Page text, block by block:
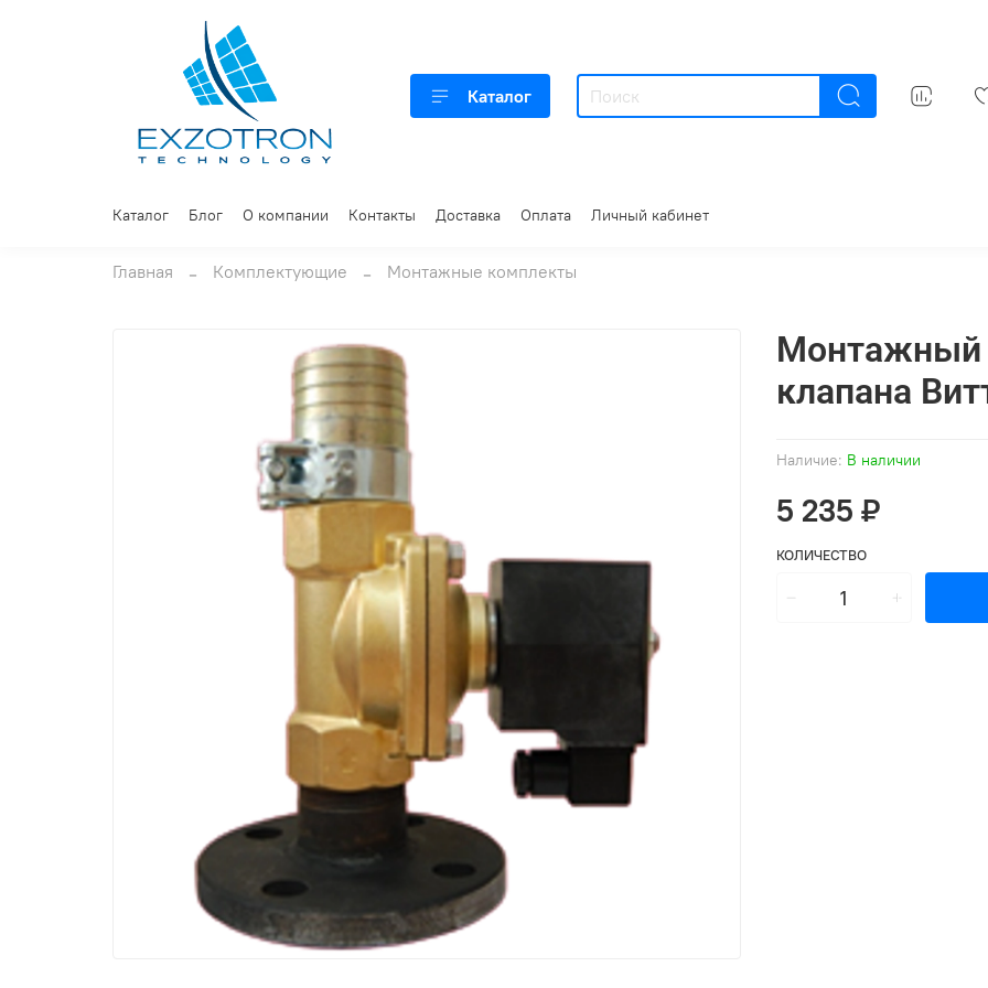
Каталог
Каталог Блог О компании Контакты Доставка Оплата Личный кабинет
Главная Комплектующие Монтажные комплекты
Наличие: В наличии
Монтажный
клапана
5 235 ₽
КОЛИЧЕСТВО